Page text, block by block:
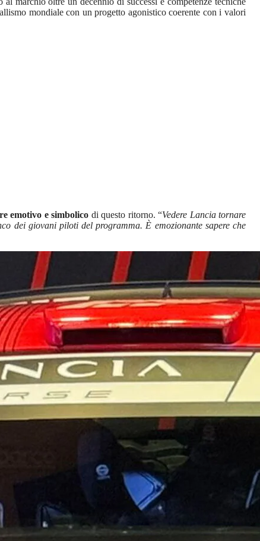
mondiale con un progetto agonistico coerente con i valori
emotivo e simbolico di questo ritorno. “Vedere Lancia tornare
dei giovani piloti del programma. È emozionante sapere che